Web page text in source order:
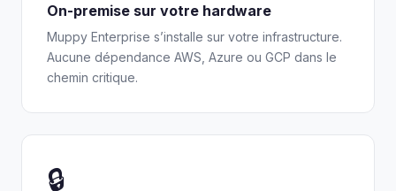
On-premise sur votre hardware
Muppy Enterprise s’installe sur votre infrastructure.
Aucune dépendance AWS, Azure ou GCP dans le
chemin critique.
🔒